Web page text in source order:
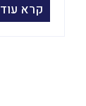
קרא עוד